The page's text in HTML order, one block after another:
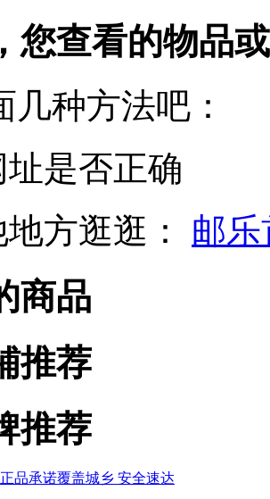
您查看的物品
几种方法吧：
址是否正确
方逛逛：
邮
商品
推荐
推荐
品承诺覆盖城乡 安全速达